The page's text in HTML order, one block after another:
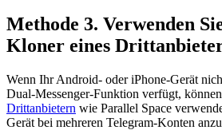
Methode 3. Verwenden
Kloner eines
Wenn Ihr Android- oder iPhone-Gerät
Dual-Messenger-Funktion verfügt,
Drittanbietern wie Parallel Space
Gerät bei mehreren Telegram-Konten